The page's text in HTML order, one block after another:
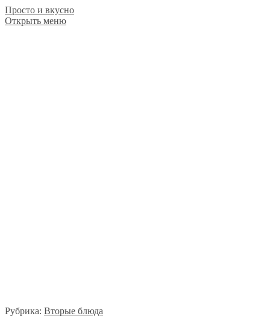
Просто и вкусно
Открыть меню
Рубрика: Вторые блюда